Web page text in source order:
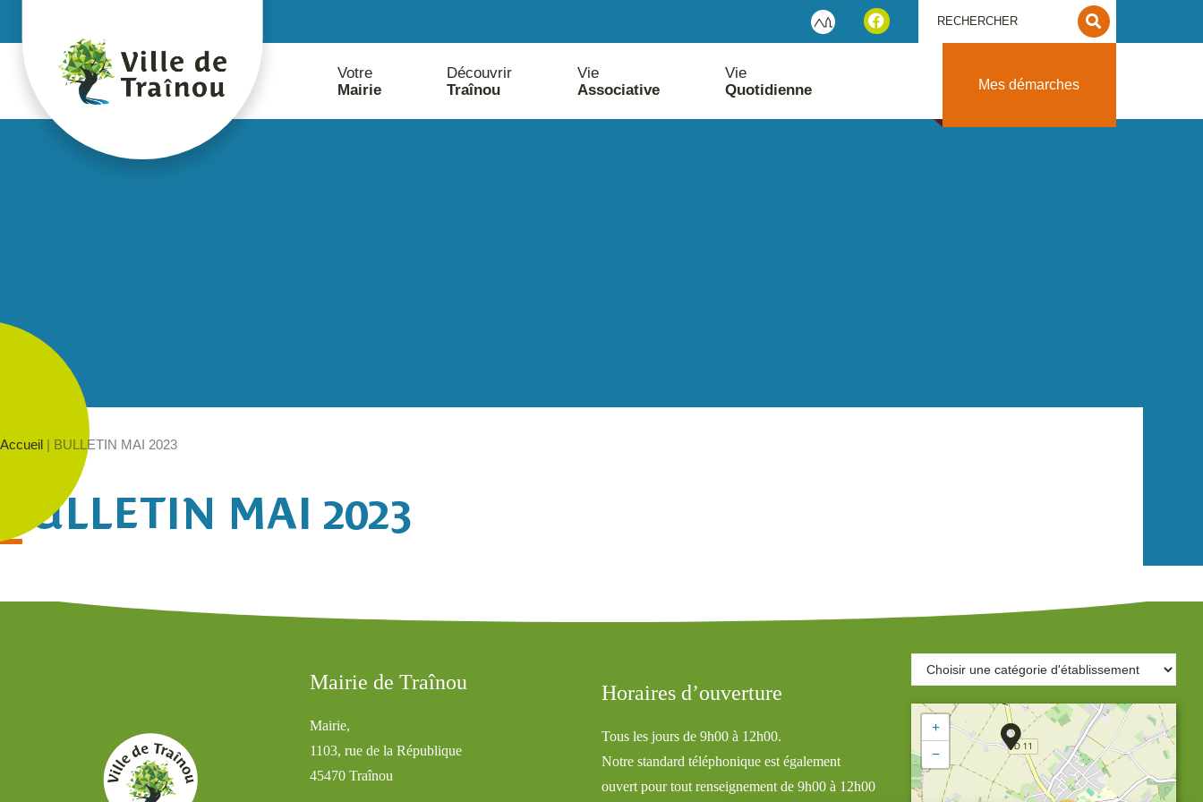
Votre
Mairie
Découvrir
Traînou
Vie
Associative
Vie
Quotidienne
Mes démarches
Accueil | BULLETIN MAI 2023
BULLETIN MAI 2023
Mairie de Traînou
Mairie,
1103, rue de la République
45470 Traînou
Horaires d’ouverture
Tous les jours de 9h00 à 12h00.
Notre standard téléphonique est également
ouvert pour tout renseignement de 9h00 à 12h00
+
−